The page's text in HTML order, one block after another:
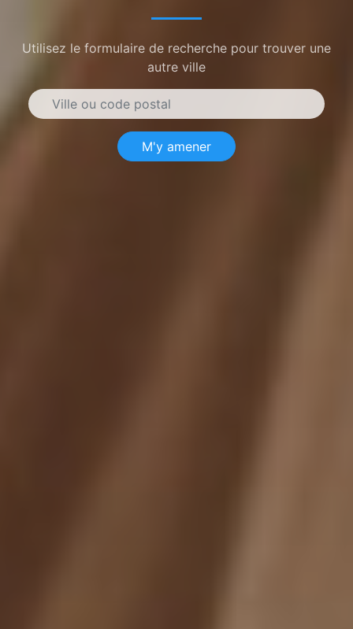
Utilisez le formulaire de recherche pour trouver une
autre ville
M'y amener